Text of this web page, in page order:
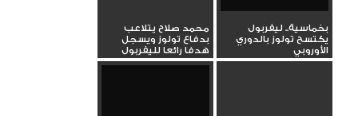
بخماسية.. ليفربول
يكتسح تولوز بالدوري
الأوروبي
محمد صلاح يتلاعب
بدفاع تولوز ويسجل
هدفا رائعا لليفربول
بالدوري...